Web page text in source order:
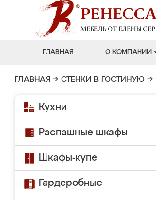
ГЛАВНАЯ О КОМПАНИИ
ГЛАВНАЯ → СТЕНКИ В ГОСТИНУЮ →
Кухни
Распашные шкафы
Шкафы-купе
Гардеробные